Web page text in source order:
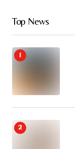
kaydedilsin.
Submit
Top News